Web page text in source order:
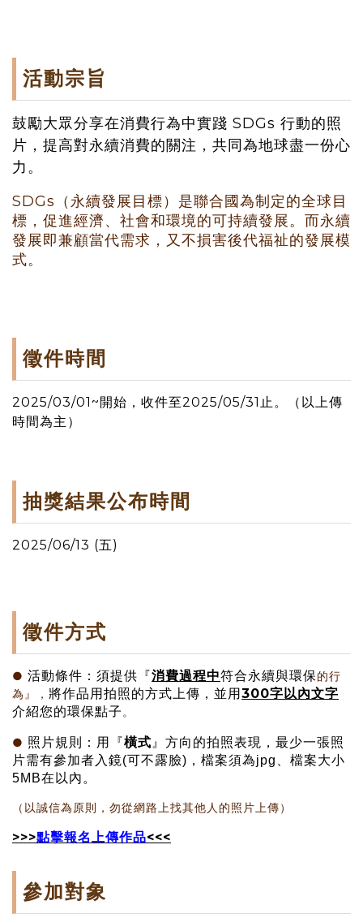
活動宗旨
鼓勵大眾分享在消費行為中實踐 SDGs 行動的照
片，提高對永續消費的關注，共同為地球盡一份心
力。
SDGs（永續發展目標）是聯合國為制定的全球目
標，促進經濟、社會和環境的可持續發展。而永續
發展即兼顧當代需求，又不損害後代福祉的發展模
式。
徵件時間
2025/03/01~開始，收件至2025/05/31止。（以上傳
時間為主）
抽獎結果公布時間
2025/06/13 (五)
徵件方式
● 活動條件： 須提供 『消費過程中符合永續與環保的行
為』， 將作品用拍照的方式上傳， 並用 300字以內文字
介紹您的環保點子 。
● 照片規則： 用『橫式 』方向的拍照表現，最少一張照
片需有參加者入鏡(可不露臉)，檔案須為jpg、檔案大小
5MB在以內。
（以誠信為原則，勿從網路上找其他人的照片上傳）
>>>點擊報名上傳作品<<<
參加對象